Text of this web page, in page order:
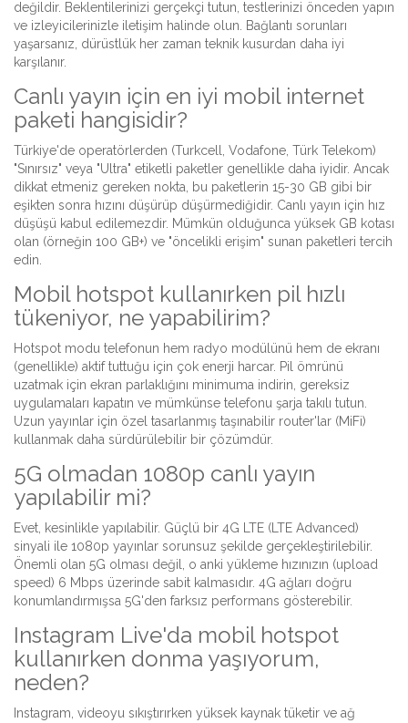
değildir. Beklentilerinizi gerçekçi tutun, testlerinizi önceden yapın
ve izleyicilerinizle iletişim halinde olun. Bağlantı sorunları
yaşarsanız, dürüstlük her zaman teknik kusurdan daha iyi
karşılanır.
Canlı yayın için en iyi mobil internet
paketi hangisidir?
Türkiye'de operatörlerden (Turkcell, Vodafone, Türk Telekom)
"Sınırsız" veya "Ultra" etiketli paketler genellikle daha iyidir. Ancak
dikkat etmeniz gereken nokta, bu paketlerin 15-30 GB gibi bir
eşikten sonra hızını düşürüp düşürmediğidir. Canlı yayın için hız
düşüşü kabul edilemezdir. Mümkün olduğunca yüksek GB kotası
olan (örneğin 100 GB+) ve "öncelikli erişim" sunan paketleri tercih
edin.
Mobil hotspot kullanırken pil hızlı
tükeniyor, ne yapabilirim?
Hotspot modu telefonun hem radyo modülünü hem de ekranı
(genellikle) aktif tuttuğu için çok enerji harcar. Pil ömrünü
uzatmak için ekran parlaklığını minimuma indirin, gereksiz
uygulamaları kapatın ve mümkünse telefonu şarja takılı tutun.
Uzun yayınlar için özel tasarlanmış taşınabilir router'lar (MiFi)
kullanmak daha sürdürülebilir bir çözümdür.
5G olmadan 1080p canlı yayın
yapılabilir mi?
Evet, kesinlikle yapılabilir. Güçlü bir 4G LTE (LTE Advanced)
sinyali ile 1080p yayınlar sorunsuz şekilde gerçekleştirilebilir.
Önemli olan 5G olması değil, o anki yükleme hızınızın (upload
speed) 6 Mbps üzerinde sabit kalmasıdır. 4G ağları doğru
konumlandırmışsa 5G'den farksız performans gösterebilir.
Instagram Live'da mobil hotspot
kullanırken donma yaşıyorum,
neden?
Instagram, videoyu sıkıştırırken yüksek kaynak tüketir ve ağ